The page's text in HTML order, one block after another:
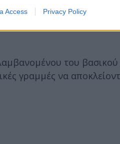
Access Privacy Policy
τον θάνατο άνδρα
ακόμη θάνατο στην
του βασικού
γραμμές να